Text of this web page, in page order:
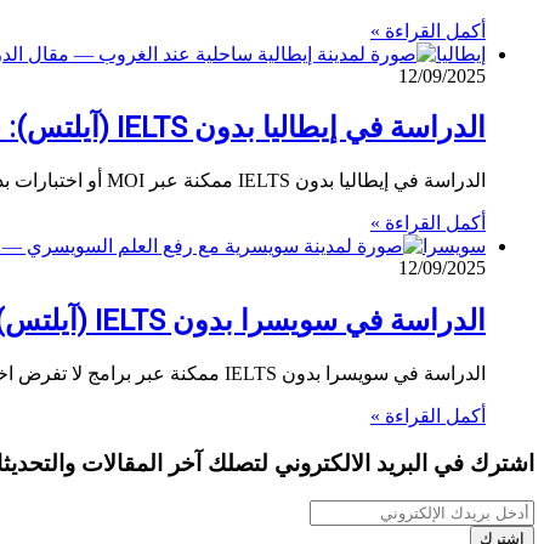
أكمل القراءة »
إيطاليا
12/09/2025
الدراسة في إيطاليا بدون IELTS (آيلتس): جامعات، برامج إنجليزية، وبدائل رسمية
الدراسة في إيطاليا بدون IELTS ممكنة عبر MOI أو اختبارات بديلة أو اختبارات داخلية حسب البرنامج. تعرّف على الخطوات الرسمية…
أكمل القراءة »
سويسرا
12/09/2025
الدراسة في سويسرا بدون IELTS (آيلتس): جامعات، برامج إنجليزية، وبدائل رسمية
الدراسة في سويسرا بدون IELTS ممكنة عبر برامج لا تفرض اختبارًا محددًا أو عبر بدائل رسمية (TOEFL/Cambridge/PTE) أو MOI لبعض…
أكمل القراءة »
اشترك في البريد الالكتروني لتصلك آخر المقالات
أدخل
بريدك